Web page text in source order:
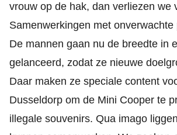
vrouw op de hak, dan verliezen we
Samenwerkingen met onverwachte
De mannen gaan nu de breedte in
gelanceerd, zodat ze nieuwe
Daar maken ze speciale content
Dusseldorp om de Mini Cooper te
illegale souvenirs. Qua imago